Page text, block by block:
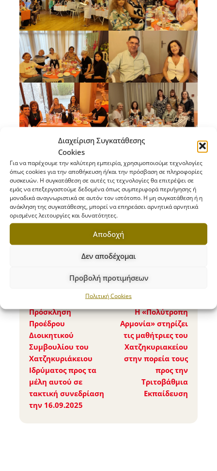
Διαχείριση Συγκατάθεσης
Cookies
Για να παρέχουμε την καλύτερη εμπειρία, χρησιμοποιούμε τεχνολογίες
όπως cookies για την αποθήκευση ή/και την πρόσβαση σε πληροφορίες
συσκευών. Η συγκατάθεση σε αυτές τις τεχνολογίες θα επιτρέψει σε
εμάς να επεξεργαστούμε δεδομένα όπως συμπεριφορά περιήγησης ή
μοναδικά αναγνωριστικά σε αυτόν τον ιστότοπο. Η μη συγκατάθεση ή η
ανάκληση της συγκατάθεσης, μπορεί να επηρεάσει αρνητικά αρνητικά
ορισμένες λειτουργίες και δυνατότητες.
Αποδοχή
Δεν αποδέχομαι
Προβολή προτιμήσεων
Πολιτική Cookies
Πρόσκληση
Προέδρου
Διοικητικού
Συμβουλίου του
Χατζηκυριάκειου
Ιδρύματος προς τα
μέλη αυτού σε
τακτική συνεδρίαση
την 16.09.2025
Η «Πολύτροπη
Αρμονία» στηρίζει
τις μαθήτριες του
Χατζηκυριακείου
στην πορεία τους
προς την
Τριτοβάθμια
Εκπαίδευση